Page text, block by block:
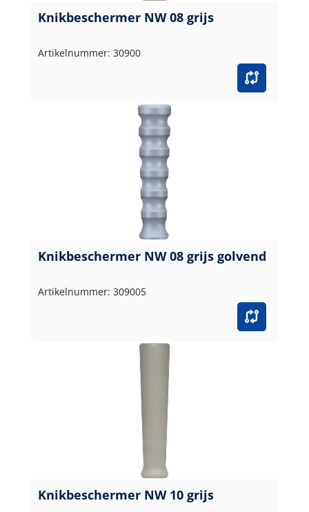
Knikbeschermer NW 08 grijs
Artikelnummer: 30900
Knikbeschermer NW 08 grijs golvend
Artikelnummer: 309005
Knikbeschermer NW 10 grijs